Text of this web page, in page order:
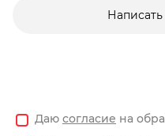
Даю согласие на